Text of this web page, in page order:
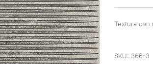
Textura con
SKU: 366-3